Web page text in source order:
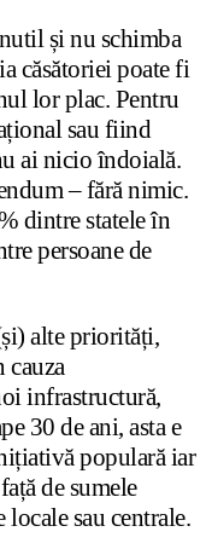
și nu schimba
căsătoriei poate fi
lor plac. Pentru
sau fiind
ai nicio îndoială.
– fără nimic.
dintre statele în
persoane de
alte priorități,
cauza
infrastructură,
30 de ani, asta e
populară iar
de sumele
sau centrale.